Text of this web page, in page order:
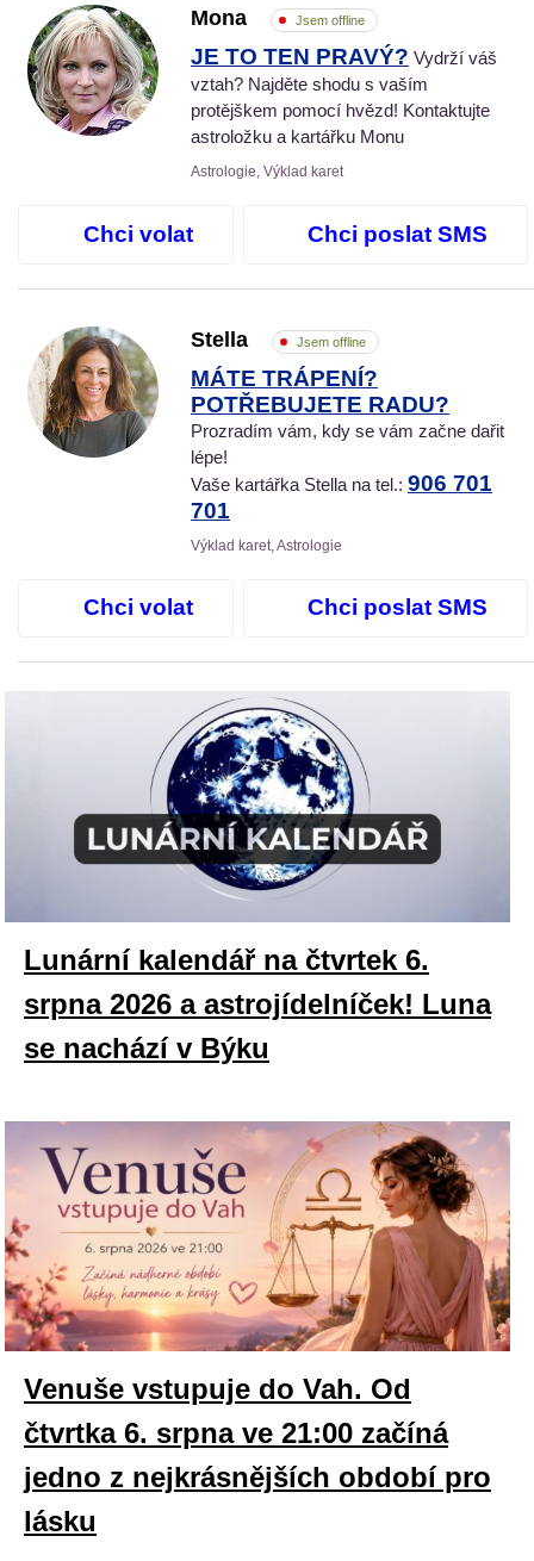
Mona Jsem offline
JE TO TEN PRAVÝ? Vydrží váš
vztah? Najděte shodu s vaším
protějškem pomocí hvězd! Kontaktujte
astroložku a kartářku Monu
Astrologie, Výklad karet
Chci volat Chci poslat SMS
Stella Jsem offline
MÁTE TRÁPENÍ?
POTŘEBUJETE RADU?
Prozradím vám, kdy se vám začne dařit
lépe!
Vaše kartářka Stella na tel.: 906 701
701
Výklad karet, Astrologie
Chci volat Chci poslat SMS
Lunární kalendář na čtvrtek 6.
srpna 2026 a astrojídelníček! Luna
se nachází v Býku
Venuše vstupuje do Vah. Od
čtvrtka 6. srpna ve 21:00 začíná
jedno z nejkrásnějších období pro
lásku